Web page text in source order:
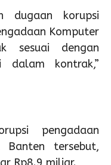
dugaan korupsi
Komputer
sesuai dengan
kontrak,”
pengadaan
Banten tersebut,
Rp8.9 miliar.